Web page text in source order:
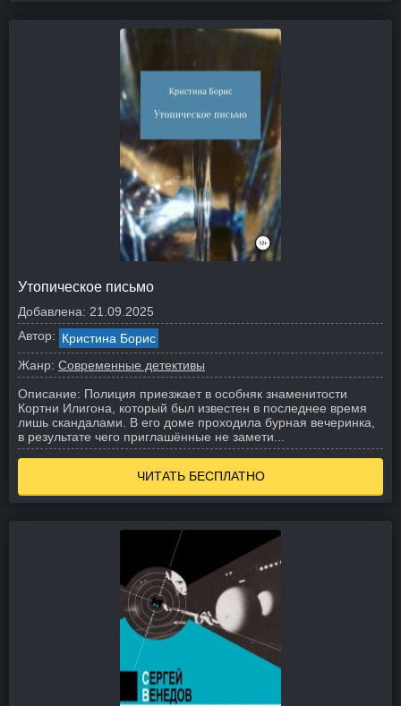
Утопическое письмо
Добавлена: 21.09.2025
Автор: Кристина Борис
Жанр: Современные детективы
Описание: Полиция приезжает в особняк знаменитости
Кортни Илигона, который был известен в последнее время
лишь скандалами. В его доме проходила бурная вечеринка,
в результате чего приглашённые не замети...
ЧИТАТЬ БЕСПЛАТНО